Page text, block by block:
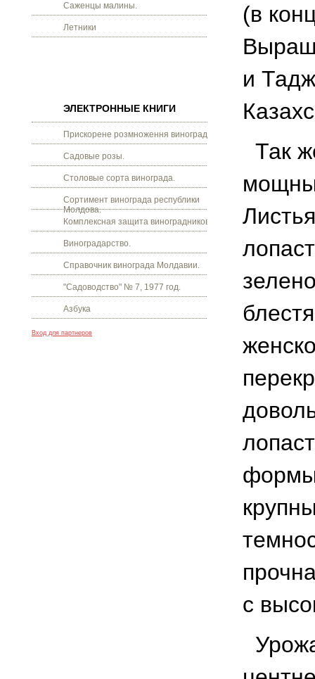
Саженцы малины.
Летники
ЭЛЕКТРОННЫЕ КНИГИ
Прискорене розмноження винограду.
Садовые розы.
Столовые сорта винограда.
Сортимент винограда республики
Молдова.
Комплексная защита виноградников.
Виноградарство.
Справочник винограда Молдавии.
"Садоводство" № 7, 1977 год.
Азбука
Вход для партнеров
(в
и
Так
с